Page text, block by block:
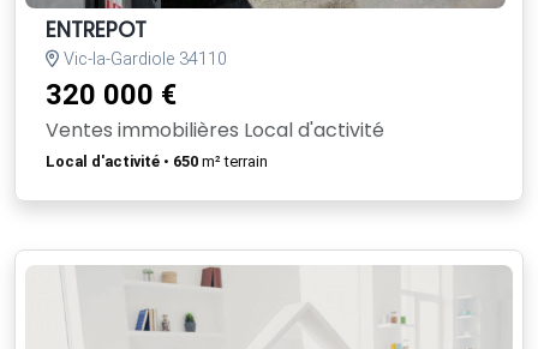
ENTREPOT
Vic-la-Gardiole 34110
320 000 €
Ventes immobilières Local d'activité
Local d'activité • 650 m² terrain